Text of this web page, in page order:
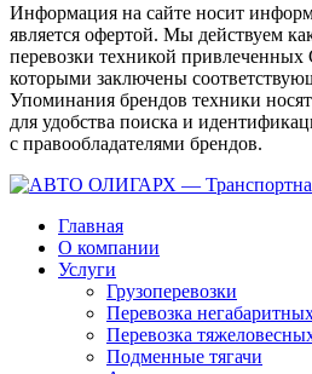
Информация на сайте носит
является офертой. Мы действуем
перевозки техникой привлеченных
которыми заключены
Упоминания брендов техники
для удобства поиска и
с правообладателями брендов.
Главная
О компании
Услуги
Грузоперевозки
Перевозка
Перевозка
Подменные тягачи